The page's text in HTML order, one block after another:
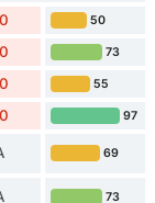
50
73
55
97
69
73